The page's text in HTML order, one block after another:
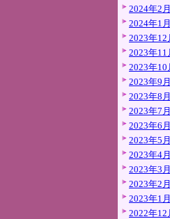
2024年2
2024年1
2023年12
2023年11
2023年10
2023年9
2023年8
2023年7
2023年6
2023年5
2023年4
2023年3
2023年2
2023年1
2022年12